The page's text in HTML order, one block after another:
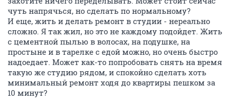
чуть напрячься, но сделать по нормальному?
И еще, жить и делать ремонт в студии - нереально
сложно. Я так жил, но это не каждому подойдет. Жить
с цементной пылью в волосах, на подушке, на
простыне и в тарелке с едой можно, но очень быстро
надоедает. Может как-то попробовать снять на время
такую же студию рядом, и спокойно сделать хоть
минимальный ремонт ходя до квартиры пешком за
10 минут?